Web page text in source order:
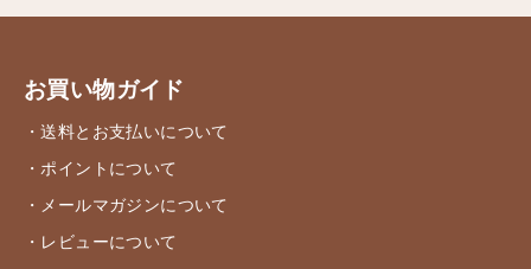
お買い物ガイド
・送料とお支払いについて
・ポイントについて
・メールマガジンについて
・レビューについて